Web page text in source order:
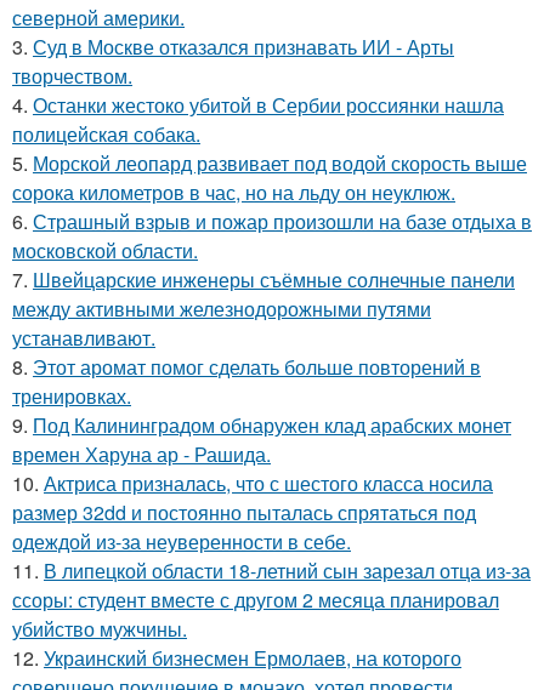
северной америки.
3. Суд в Москве отказался признавать ИИ - Арты
творчеством.
4. Останки жестоко убитой в Сербии россиянки нашла
полицейская собака.
5. Морской леопард развивает под водой скорость выше
сорока километров в час, но на льду он неуклюж.
6. Страшный взрыв и пожар произошли на базе отдыха в
московской области.
7. Швейцарские инженеры съёмные солнечные панели
между активными железнодорожными путями
устанавливают.
8. Этот аромат помог сделать больше повторений в
тренировках.
9. Под Калининградом обнаружен клад арабских монет
времен Харуна ар - Рашида.
10. Актриса призналась, что с шестого класса носила
размер 32dd и постоянно пыталась спрятаться под
одеждой из-за неуверенности в себе.
11. В липецкой области 18-летний сын зарезал отца из-за
ссоры: студент вместе с другом 2 месяца планировал
убийство мужчины.
12. Украинский бизнесмен Ермолаев, на которого